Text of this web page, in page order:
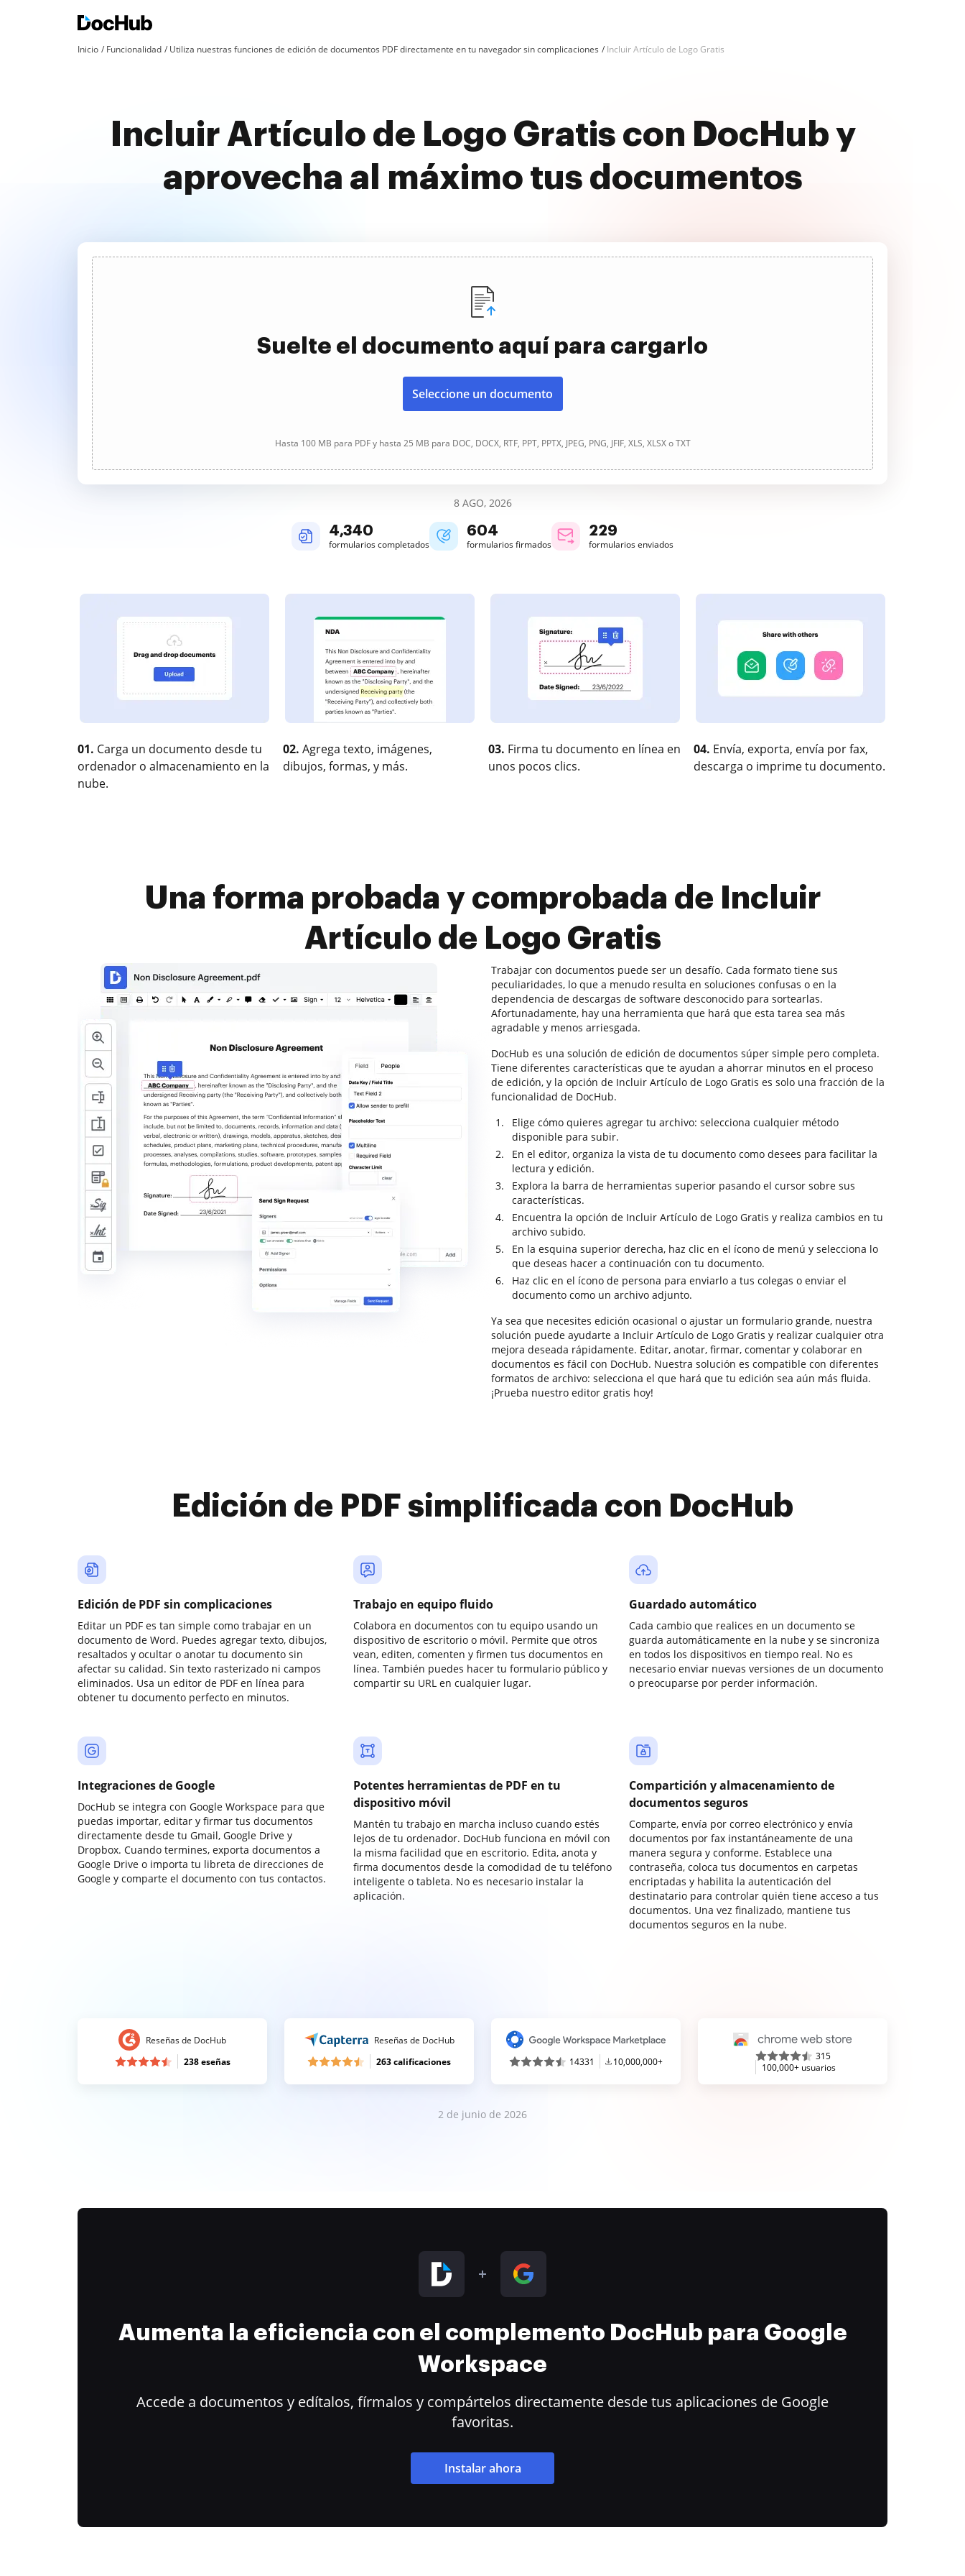
Inicio Funcionalidad Utiliza nuestras funciones de edición de documentos PDF directamente en tu navegador sin complicaciones Incluir Artículo de Logo Gratis
Incluir Artículo de Logo Gratis con DocHub y
aprovecha al máximo tus documentos
Suelte el documento aquí para cargarlo
Seleccione un documento
Hasta 100 MB para PDF y hasta 25 MB para DOC, DOCX, RTF, PPT, PPTX, JPEG, PNG, JFIF, XLS, XLSX o TXT
8 AGO, 2026
4,340
formularios completados
604
formularios firmados
229
formularios enviados
01. Carga un documento desde tu
ordenador o almacenamiento en la
nube.
02. Agrega texto, imágenes,
dibujos, formas, y más.
03. Firma tu documento en línea en
unos pocos clics.
04. Envía, exporta, envía por fax,
descarga o imprime tu documento.
Una forma probada y comprobada de Incluir
Artículo de Logo Gratis
Trabajar con documentos puede ser un desafío. Cada formato tiene sus
peculiaridades, lo que a menudo resulta en soluciones confusas o en la
dependencia de descargas de software desconocido para sortearlas.
Afortunadamente, hay una herramienta que hará que esta tarea sea más
agradable y menos arriesgada.
DocHub es una solución de edición de documentos súper simple pero completa.
Tiene diferentes características que te ayudan a ahorrar minutos en el proceso
de edición, y la opción de Incluir Artículo de Logo Gratis es solo una fracción de la
funcionalidad de DocHub.
Elige cómo quieres agregar tu archivo: selecciona cualquier método
disponible para subir.
En el editor, organiza la vista de tu documento como desees para facilitar la
lectura y edición.
Explora la barra de herramientas superior pasando el cursor sobre sus
características.
Encuentra la opción de Incluir Artículo de Logo Gratis y realiza cambios en tu
archivo subido.
En la esquina superior derecha, haz clic en el ícono de menú y selecciona lo
que deseas hacer a continuación con tu documento.
Haz clic en el ícono de persona para enviarlo a tus colegas o enviar el
documento como un archivo adjunto.
Ya sea que necesites edición ocasional o ajustar un formulario grande, nuestra
solución puede ayudarte a Incluir Artículo de Logo Gratis y realizar cualquier otra
mejora deseada rápidamente. Editar, anotar, firmar, comentar y colaborar en
documentos es fácil con DocHub. Nuestra solución es compatible con diferentes
formatos de archivo: selecciona el que hará que tu edición sea aún más fluida.
¡Prueba nuestro editor gratis hoy!
Edición de PDF simplificada con DocHub
Edición de PDF sin complicaciones
Editar un PDF es tan simple como trabajar en un
documento de Word. Puedes agregar texto, dibujos,
resaltados y ocultar o anotar tu documento sin
afectar su calidad. Sin texto rasterizado ni campos
eliminados. Usa un editor de PDF en línea para
obtener tu documento perfecto en minutos.
Trabajo en equipo fluido
Colabora en documentos con tu equipo usando un
dispositivo de escritorio o móvil. Permite que otros
vean, editen, comenten y firmen tus documentos en
línea. También puedes hacer tu formulario público y
compartir su URL en cualquier lugar.
Guardado automático
Cada cambio que realices en un documento se
guarda automáticamente en la nube y se sincroniza
en todos los dispositivos en tiempo real. No es
necesario enviar nuevas versiones de un documento
o preocuparse por perder información.
Integraciones de Google
DocHub se integra con Google Workspace para que
puedas importar, editar y firmar tus documentos
directamente desde tu Gmail, Google Drive y
Dropbox. Cuando termines, exporta documentos a
Google Drive o importa tu libreta de direcciones de
Google y comparte el documento con tus contactos.
Potentes herramientas de PDF en tu
dispositivo móvil
Mantén tu trabajo en marcha incluso cuando estés
lejos de tu ordenador. DocHub funciona en móvil con
la misma facilidad que en escritorio. Edita, anota y
firma documentos desde la comodidad de tu teléfono
inteligente o tableta. No es necesario instalar la
aplicación.
Compartición y almacenamiento de
documentos seguros
Comparte, envía por correo electrónico y envía
documentos por fax instantáneamente de una
manera segura y conforme. Establece una
contraseña, coloca tus documentos en carpetas
encriptadas y habilita la autenticación del
destinatario para controlar quién tiene acceso a tus
documentos. Una vez finalizado, mantiene tus
documentos seguros en la nube.
Reseñas de DocHub
238 eseñas
Reseñas de DocHub
263 calificaciones
14331 10,000,000+
315
100,000+ usuarios
2 de junio de 2026
Aumenta la eficiencia con el complemento DocHub para Google
Workspace
Accede a documentos y edítalos, fírmalos y compártelos directamente desde tus aplicaciones de Google
favoritas.
Instalar ahora